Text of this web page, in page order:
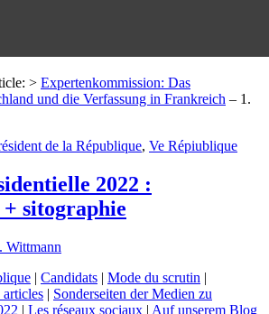
> Expertenkommission: Das
und die Verfassung in Frankreich – 1.
de la République, Ve Répiublique
2022 :
sitographie
Wittmann
| Candidats | Mode du scrutin |
| Sonderseiten der Medien zu
| Les réseaux sociaux | Auf unserem Blog